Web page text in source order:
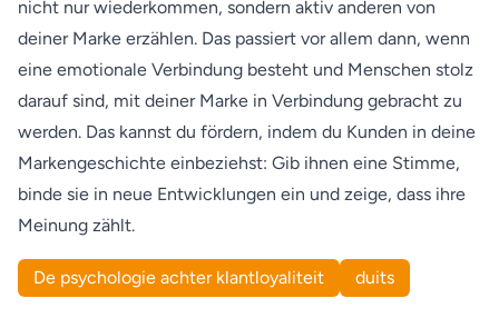
nicht nur wiederkommen, sondern aktiv anderen von
deiner Marke erzählen. Das passiert vor allem dann, wenn
eine emotionale Verbindung besteht und Menschen stolz
darauf sind, mit deiner Marke in Verbindung gebracht zu
werden. Das kannst du fördern, indem du Kunden in deine
Markengeschichte einbeziehst: Gib ihnen eine Stimme,
binde sie in neue Entwicklungen ein und zeige, dass ihre
Meinung zählt.
De psychologie achter klantloyaliteit duits